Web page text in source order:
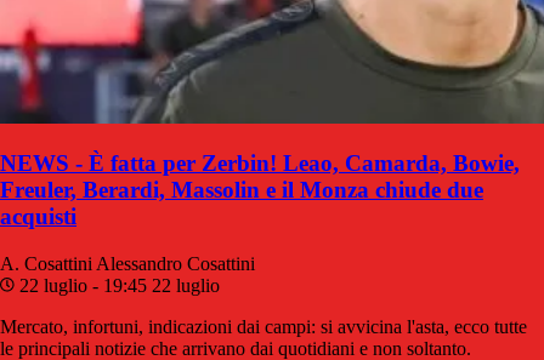
NEWS - È fatta per Zerbin! Leao, Camarda, Bowie,
Freuler, Berardi, Massolin e il Monza chiude due
acquisti
A. Cosattini Alessandro Cosattini
22 luglio - 19:45 22 luglio
Mercato, infortuni, indicazioni dai campi: si avvicina l'asta, ecco tutte
le principali notizie che arrivano dai quotidiani e non soltanto.